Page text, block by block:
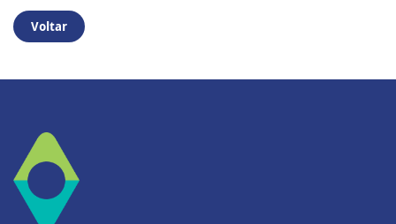
Voltar